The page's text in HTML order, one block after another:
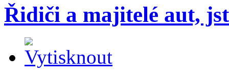
Řidiči a majitelé aut,